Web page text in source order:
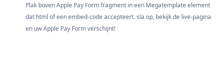
Plak boven Apple Pay Form fragment in een Megatemplate element
dat html of een embed-code accepteert. sla op, bekijk de live-pagina
en uw Apple Pay Form verschijnt!